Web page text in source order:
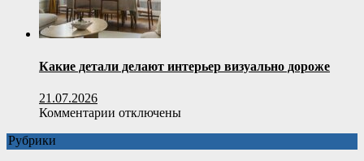
применения
Какие детали делают интерьер визуально дороже
21.07.2026
Комментарии котключены
Рубрики